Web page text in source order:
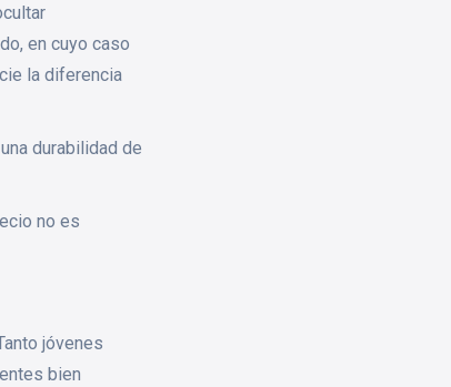
en cuyo caso
la diferencia
durabilidad de
no es
jóvenes
bien